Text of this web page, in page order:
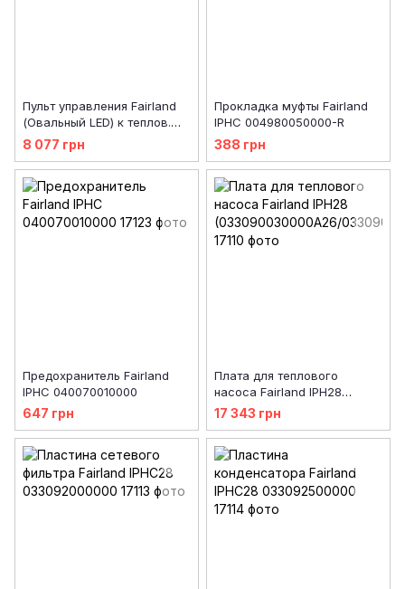
Пульт управления Fairland
(Овальный LED) к теплов.
насосу IPHC28
033090060000A31
8 077 грн
Прокладка муфты Fairland
IPHC 004980050000-R
388 грн
Предохранитель Fairland
IPHC 040070010000
647 грн
Плата для теплового
насоса Fairland IPH28
(033090030000A26/033090
17 343 грн